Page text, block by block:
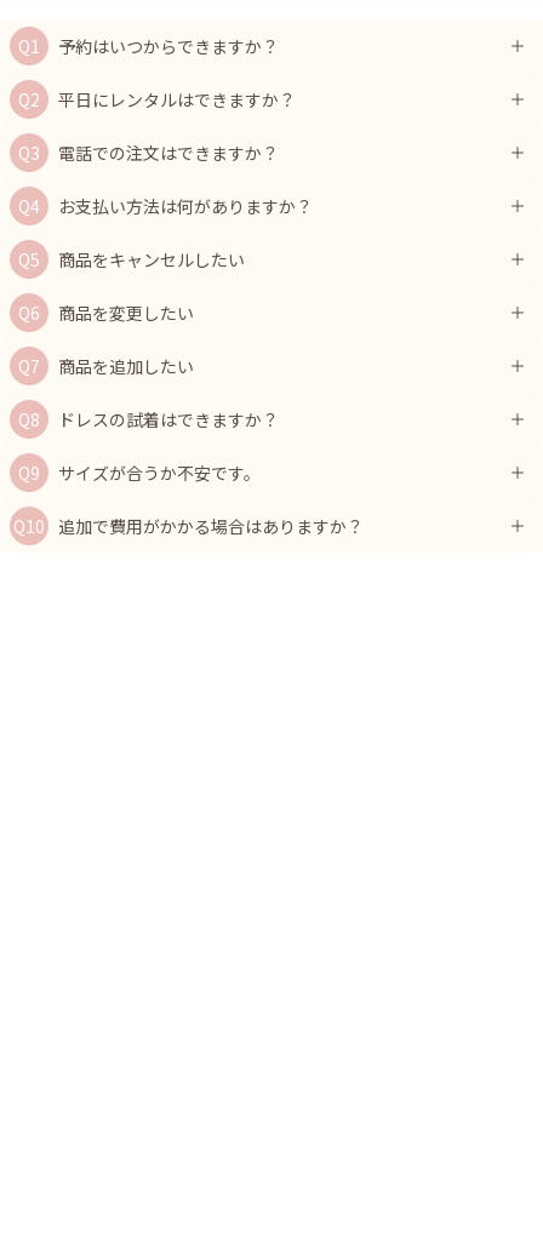
予約はいつからできますか？
平日にレンタルはできますか？
電話での注文はできますか？
お支払い方法は何がありますか？
商品をキャンセルしたい
商品を変更したい
商品を追加したい
ドレスの試着はできますか？
サイズが合うか不安です。
追加で費用がかかる場合はありますか？